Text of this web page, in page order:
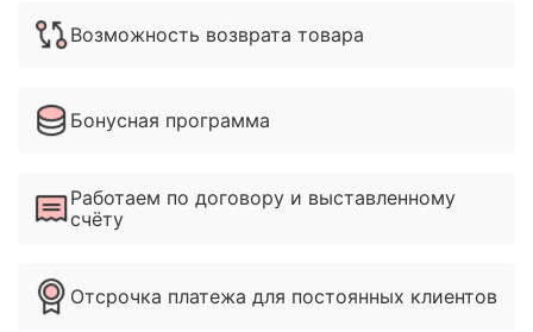
Возможность возврата товара
Бонусная программа
Работаем по договору и выставленному
счёту
Отсрочка платежа для постоянных клиентов